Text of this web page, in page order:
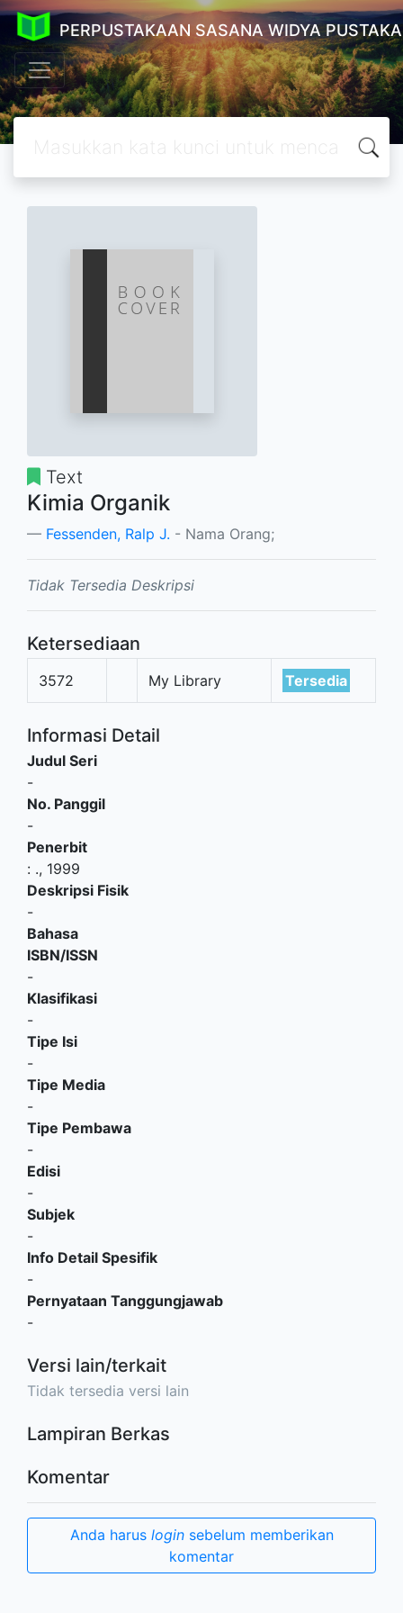
PERPUSTAKAAN SASANA WIDYA
Text
Kimia Organik
Fessenden, Ralp J. - Nama Orang;
Tidak Tersedia Deskripsi
Ketersediaan
3572 My Library Tersedia
Informasi Detail
Judul Seri
-
No. Panggil
-
Penerbit
: ., 1999
Deskripsi Fisik
-
Bahasa
ISBN/ISSN
-
Klasifikasi
-
Tipe Isi
-
Tipe Media
-
Tipe Pembawa
-
Edisi
-
Subjek
-
Info Detail Spesifik
-
Pernyataan Tanggungjawab
-
Versi lain/terkait
Tidak tersedia versi lain
Lampiran Berkas
Komentar
Anda harus loginsebelum memberikan
komentar